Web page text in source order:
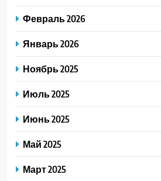
Февраль 2026
Январь 2026
Ноябрь 2025
Июль 2025
Июнь 2025
Май 2025
Март 2025